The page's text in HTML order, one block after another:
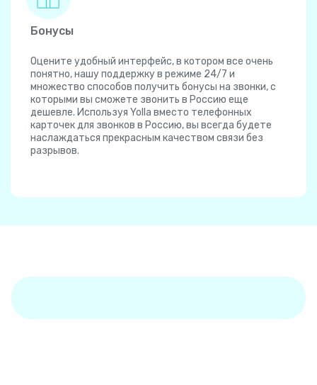
Бонусы
Оцените удобный интерфейс, в котором все очень
понятно, нашу поддержку в режиме 24/7 и
множество способов получить бонусы на звонки, с
которыми вы сможете звонить в Россию еще
дешевле. Используя Yolla вместо телефонных
карточек для звонков в Россию, вы всегда будете
наслаждаться прекрасным качеством связи без
разрывов.